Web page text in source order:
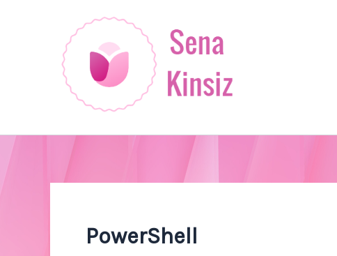
PowerShell